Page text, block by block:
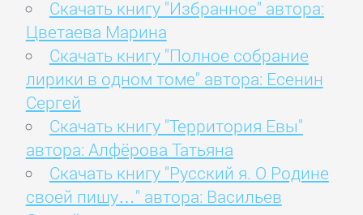
Скачать книгу "Избранное" автора:
Цветаева Марина
Скачать книгу "Полное собрание
лирики в одном томе" автора: Есенин
Сергей
Скачать книгу "Территория Евы"
автора: Алфёрова Татьяна
Скачать книгу "Русский я. О Родине
своей пишу…" автора: Васильев